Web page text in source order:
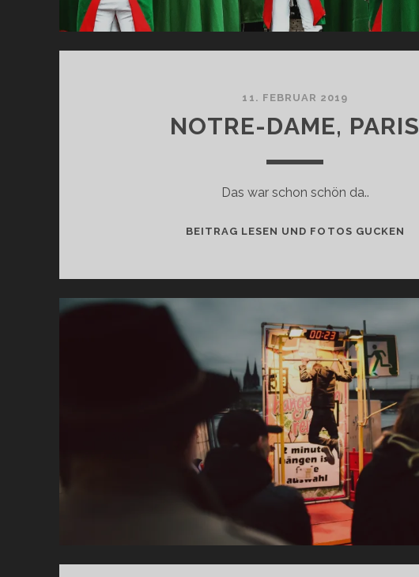
11. FEBRUAR 2019
NOTRE-DAME, PARIS
Das war schon schön da..
BEITRAG LESEN UND FOTOS GUCKEN